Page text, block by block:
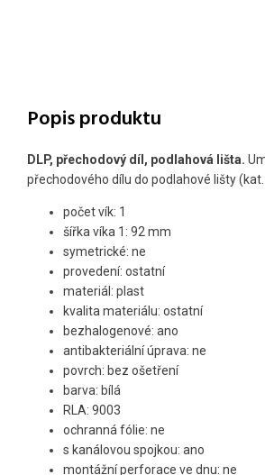
Popis produktu
DLP, přechodový díl, podlahová lišta.
přechodového dílu do podlahové lišty
počet vík: 1
šířka víka 1: 92 mm
symetrické: ne
provedení: ostatní
materiál: plast
kvalita materiálu: ostatní
bezhalogenové: ano
antibakteriální úprava: ne
povrch: bez ošetření
barva: bílá
RLA: 9003
ochranná fólie: ne
s kanálovou spojkou: ano
montážní perforace ve dnu: ne